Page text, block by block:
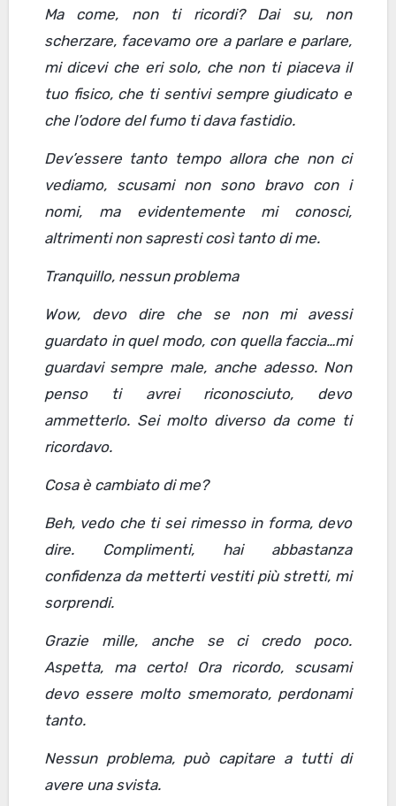
Ma come, non ti ricordi? Dai su,non
scherzare, facevamo ore a parlare e parlare,
mi dicevi che eri solo, che non ti piaceva il
tuo fisico, che ti sentivi sempre giudicato e
che l’odore del fumo ti dava fastidio.
Dev’essere tanto tempo allora che non ci
vediamo, scusami non sono bravo con i
nomi, ma evidentemente mi conosci,
altrimenti non sapresti così tanto di me.
Tranquillo, nessun problema
Wow, devo dire che se non mi avessi
guardato in quel modo, con quella faccia…mi
guardavi sempre male, anche adesso. Non
penso ti avrei riconosciuto,devo
ammetterlo. Sei molto diverso da come ti
ricordavo.
Cosa è cambiato di me?
Beh, vedo che ti sei rimesso in forma, devo
dire. Complimenti, hai abbastanza
confidenza da metterti vestiti più stretti, mi
sorprendi.
Grazie mille, anche se ci credo poco.
Aspetta, ma certo! Ora ricordo, scusami
devo essere molto smemorato, perdonami
tanto.
Nessun problema, può capitare a tutti di
avere una svista.